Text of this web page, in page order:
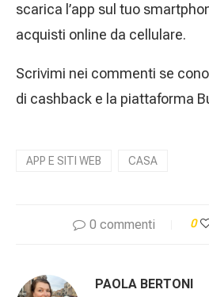
scarica l’app sul tuo
acquisti online da cellulare.
Scrivimi nei commenti se
di cashback e la piattaforma
APP E SITI WEB CASA
0 commenti 0
PAOLA BERTONI